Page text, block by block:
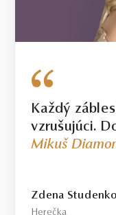
Každý
vzrušujúci.
Mikuš
Zdena
Herečka